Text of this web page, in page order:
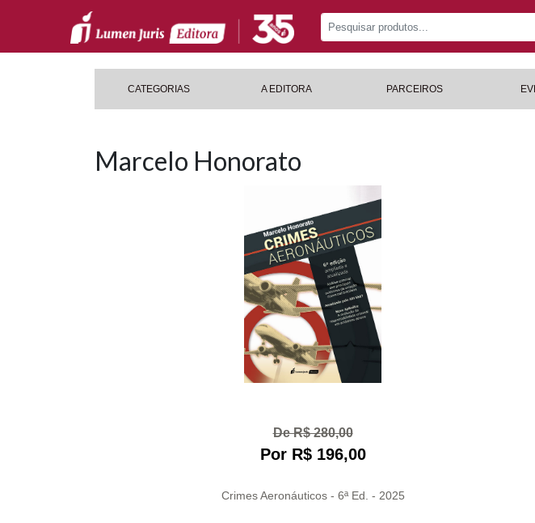
CATEGORIAS A EDITORA PARCEIROS
Marcelo Honorato
De R$ 280,00
Por R$ 196,00
Crimes Aeronáuticos - 6ª Ed. - 2025